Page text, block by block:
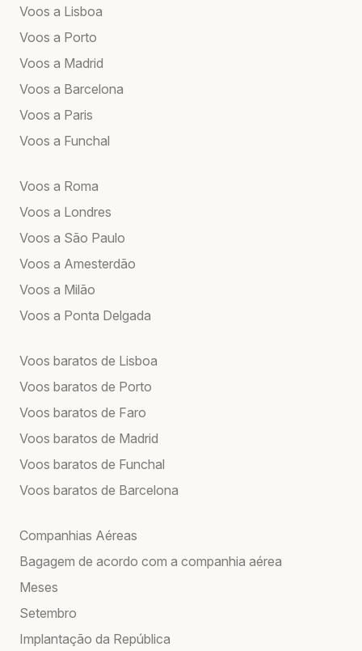
Voos a Lisboa
Voos a Porto
Voos a Madrid
Voos a Barcelona
Voos a Paris
Voos a Funchal
Voos a Roma
Voos a Londres
Voos a São Paulo
Voos a Amesterdão
Voos a Milão
Voos a Ponta Delgada
Voos baratos de Lisboa
Voos baratos de Porto
Voos baratos de Faro
Voos baratos de Madrid
Voos baratos de Funchal
Voos baratos de Barcelona
Companhias Aéreas
Bagagem de acordo com a companhia aérea
Meses
Setembro
Implantação da República